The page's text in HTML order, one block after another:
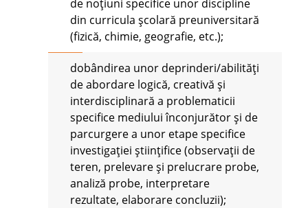
de noțiuni specifice unor discipline
din curricula școlară preuniversitară
(fizică, chimie, geografie, etc.);
dobândirea unor deprinderi/abilități
de abordare logică, creativă și
interdisciplinară a problematicii
specifice mediului înconjurător și de
parcurgere a unor etape specifice
investigației științifice (observații de
teren, prelevare și prelucrare probe,
analiză probe, interpretare
rezultate, elaborare concluzii);